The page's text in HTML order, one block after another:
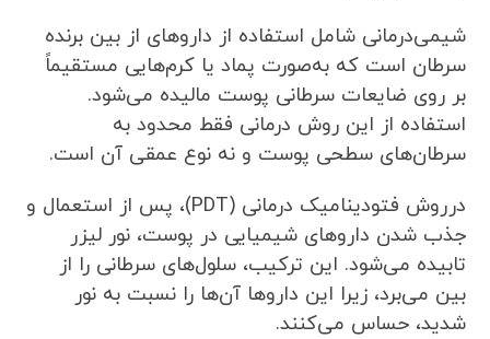
شیمی‌درمانی شامل استفاده از داروهای از بین برنده
سرطان است که به‌صورت پماد یا کرم‌هایی مستقیماً
بر روی ضایعات سرطانی پوست مالیده می‌شود.
استفاده از این روش درمانی فقط محدود به
سرطان‌های سطحی پوست و نه نوع عمقی آن است.
درروش فتودینامیک درمانی (PDT)، پس از استعمال و
جذب شدن داروهای شیمیایی در پوست، نور لیزر
تابیده می‌شود. این ترکیب، سلول‌های سرطانی را از
بین می‌برد، زیرا این داروها آن‌ها را نسبت به نور
شدید، حساس می‌کنند.